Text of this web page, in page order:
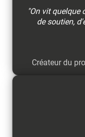
"On vit quelque
de soutien,
Créateur du